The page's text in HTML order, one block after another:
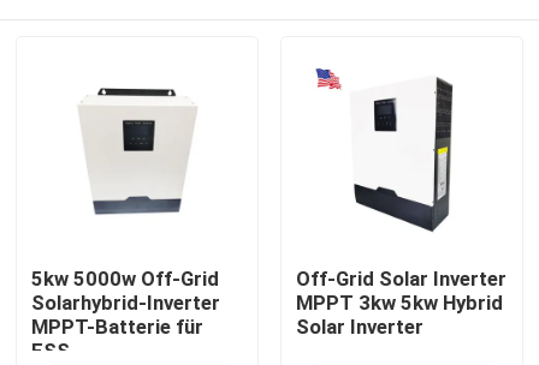
Startseite
5kw 5000w Off-Grid
Solarhybrid-Inverter
MPPT-Batterie für
ESS
Off-Grid Solar Inverter
MPPT 3kw 5kw Hybrid
Solar Inverter